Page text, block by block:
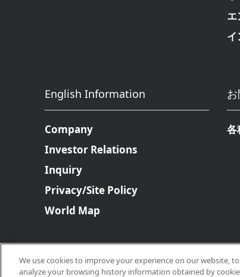
エ
イ
English Information
Company
Investor Relations
Inquiry
Privacy/Site Policy
World Map
各
We use cookies to improve your experience on our website,
analyze your browsing history information obtained by